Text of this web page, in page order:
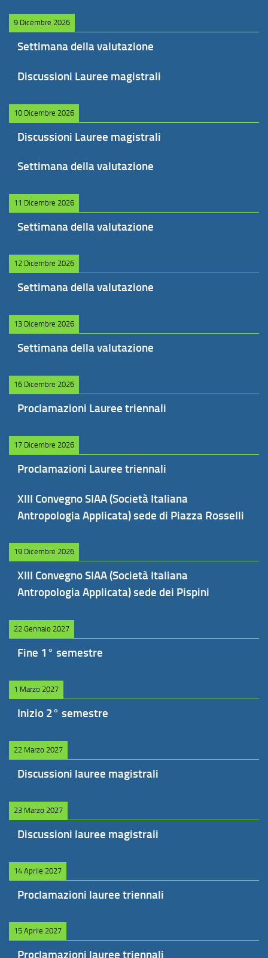
9 Dicembre 2026
Settimana della valutazione
Discussioni Lauree magistrali
10 Dicembre 2026
Discussioni Lauree magistrali
Settimana della valutazione
11 Dicembre 2026
Settimana della valutazione
12 Dicembre 2026
Settimana della valutazione
13 Dicembre 2026
Settimana della valutazione
16 Dicembre 2026
Proclamazioni Lauree triennali
17 Dicembre 2026
Proclamazioni Lauree triennali
XIII Convegno SIAA (Società Italiana
Antropologia Applicata) sede di Piazza Rosselli
19 Dicembre 2026
XIII Convegno SIAA (Società Italiana
Antropologia Applicata) sede dei Pispini
22 Gennaio 2027
Fine 1° semestre
1 Marzo 2027
Inizio 2° semestre
22 Marzo 2027
Discussioni lauree magistrali
23 Marzo 2027
Discussioni lauree magistrali
14 Aprile 2027
Proclamazioni lauree triennali
15 Aprile 2027
Proclamazioni lauree triennali